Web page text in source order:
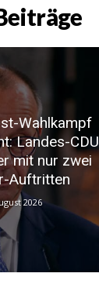
Wahlkampf
Landes-CDU
mit nur zwei
Auftritten
2026